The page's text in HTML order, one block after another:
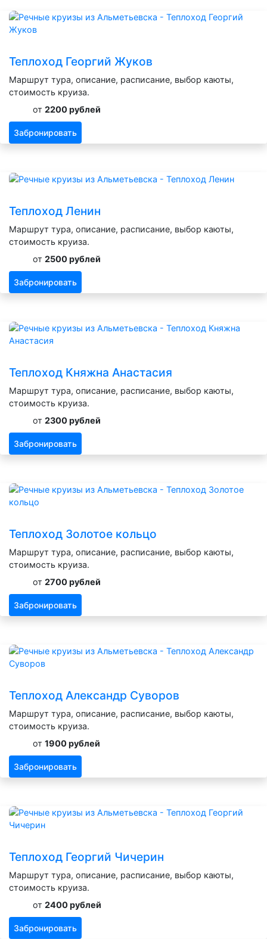
Теплоход Георгий Жуков
Маршрут тура, описание, расписание, выбор каюты,
стоимость круиза.
от 2200 рублей
Забронировать
Теплоход Ленин
Маршрут тура, описание, расписание, выбор каюты,
стоимость круиза.
от 2500 рублей
Забронировать
Теплоход Княжна Анастасия
Маршрут тура, описание, расписание, выбор каюты,
стоимость круиза.
от 2300 рублей
Забронировать
Теплоход Золотое кольцо
Маршрут тура, описание, расписание, выбор каюты,
стоимость круиза.
от 2700 рублей
Забронировать
Теплоход Александр Суворов
Маршрут тура, описание, расписание, выбор каюты,
стоимость круиза.
от 1900 рублей
Забронировать
Теплоход Георгий Чичерин
Маршрут тура, описание, расписание, выбор каюты,
стоимость круиза.
от 2400 рублей
Забронировать